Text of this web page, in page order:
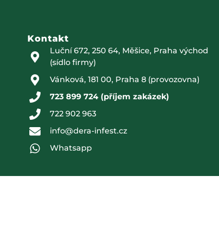
Kontakt
Luční 672, 250 64, Měšice, Praha východ
(sídlo firmy)
Vánková, 181 00, Praha 8 (provozovna)
723 899 724 (příjem zakázek)
722 902 963
info@dera-infest.cz
Whatsapp